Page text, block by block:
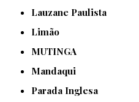
Lauzane Paulista
Limão
MUTINGA
Mandaqui
Parada Inglesa